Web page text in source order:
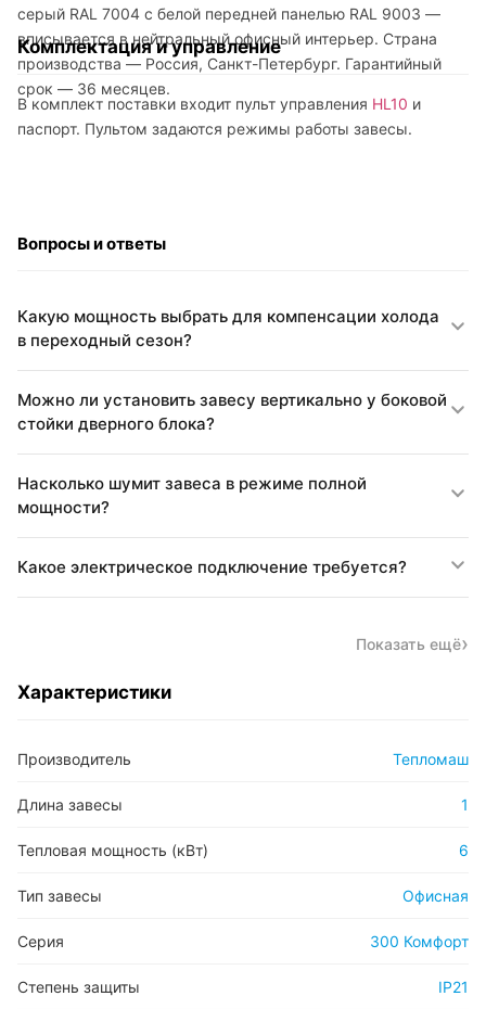
серый RAL 7004 с белой передней панелью RAL 9003 —
вписывается в нейтральный офисный интерьер. Страна
производства — Россия, Санкт-Петербург. Гарантийный
срок — 36 месяцев.
Комплектация и управление
В комплект поставки входит пульт управления HL10 и
паспорт. Пультом задаются режимы работы завесы.
Вопросы и ответы
Какую мощность выбрать для компенсации холода
в переходный сезон?
Можно ли установить завесу вертикально у боковой
стойки дверного блока?
Насколько шумит завеса в режиме полной
мощности?
Какое электрическое подключение требуется?
Показать ещё
Характеристики
Производитель Тепломаш
Длина завесы 1
Тепловая мощность (кВт) 6
Тип завесы Офисная
Серия 300 Комфорт
Степень защиты IP21